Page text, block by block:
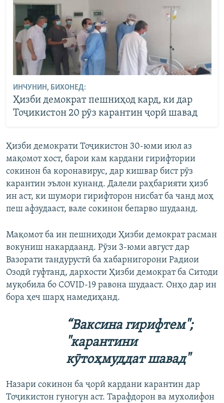
ИНЧУНИН, БИХОНЕД:
Ҳизби демократ пешниҳод кард, ки дар
Тоҷикистон 20 рӯз карантин ҷорӣ шавад
Ҳизби демократи Тоҷикистон 30-юми июл аз
мақомот хост, барои кам кардани гирифтории
сокинон ба коронавирус, дар кишвар бист рӯз
карантин эълон кунанд. Далели раҳбарияти ҳизб
ин аст, ки шумори гирифторон нисбат ба чанд моҳ
пеш афзудааст, вале сокинон бепарво шудаанд.
Мақомот ба ин пешниҳоди Ҳизби демократ расман
вокуниш накардаанд. Рӯзи 3-юми август дар
Вазорати тандурустӣ ба хабарнигорони Радиои
Озодӣ гуфтанд, дархости Ҳизби демократ ба Ситоди
муқобила бо COVID-19 равона шудааст. Онҳо дар ин
бора ҳеч шарҳ намедиҳанд.
“Ваксина гирифтем";
"карантини
кӯтоҳмуддат шавад"
Назари сокинон ба ҷорӣ кардани карантин дар
Тоҷикистон гуногун аст. Тарафдорон ва мухолифон